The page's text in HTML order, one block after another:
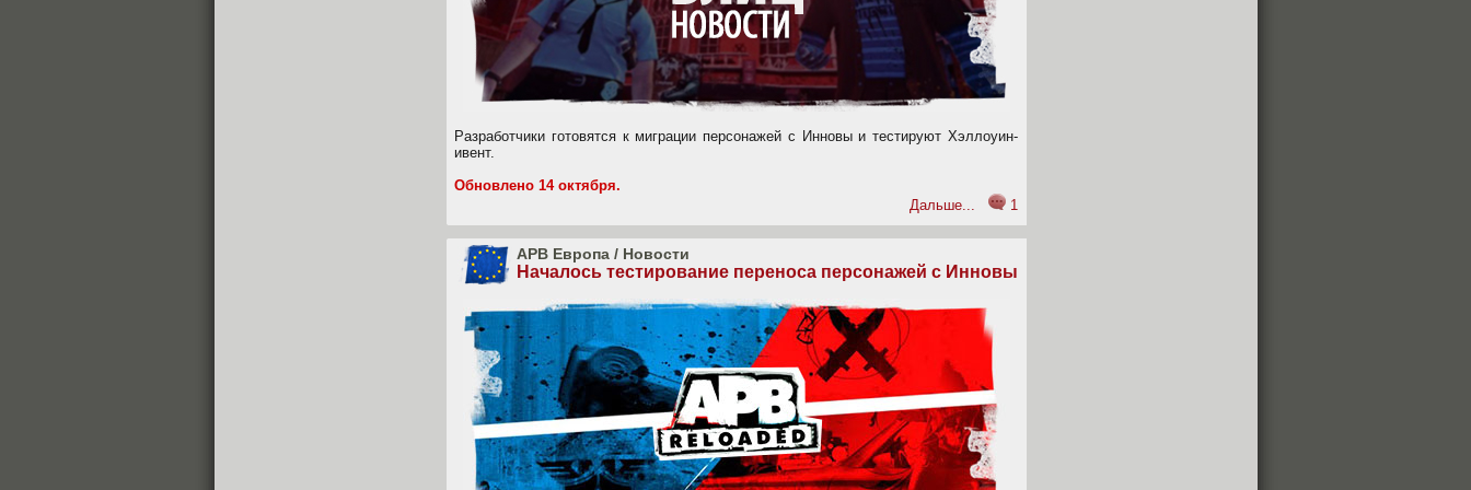
Разработчики готовятся к миграции персонажей с Инновы и тестируют Хэллоуин-
ивент.
Обновлено 14 октября.
Дальше...
1
APB Европа / Новости
Началось тестирование переноса персонажей с Инновы